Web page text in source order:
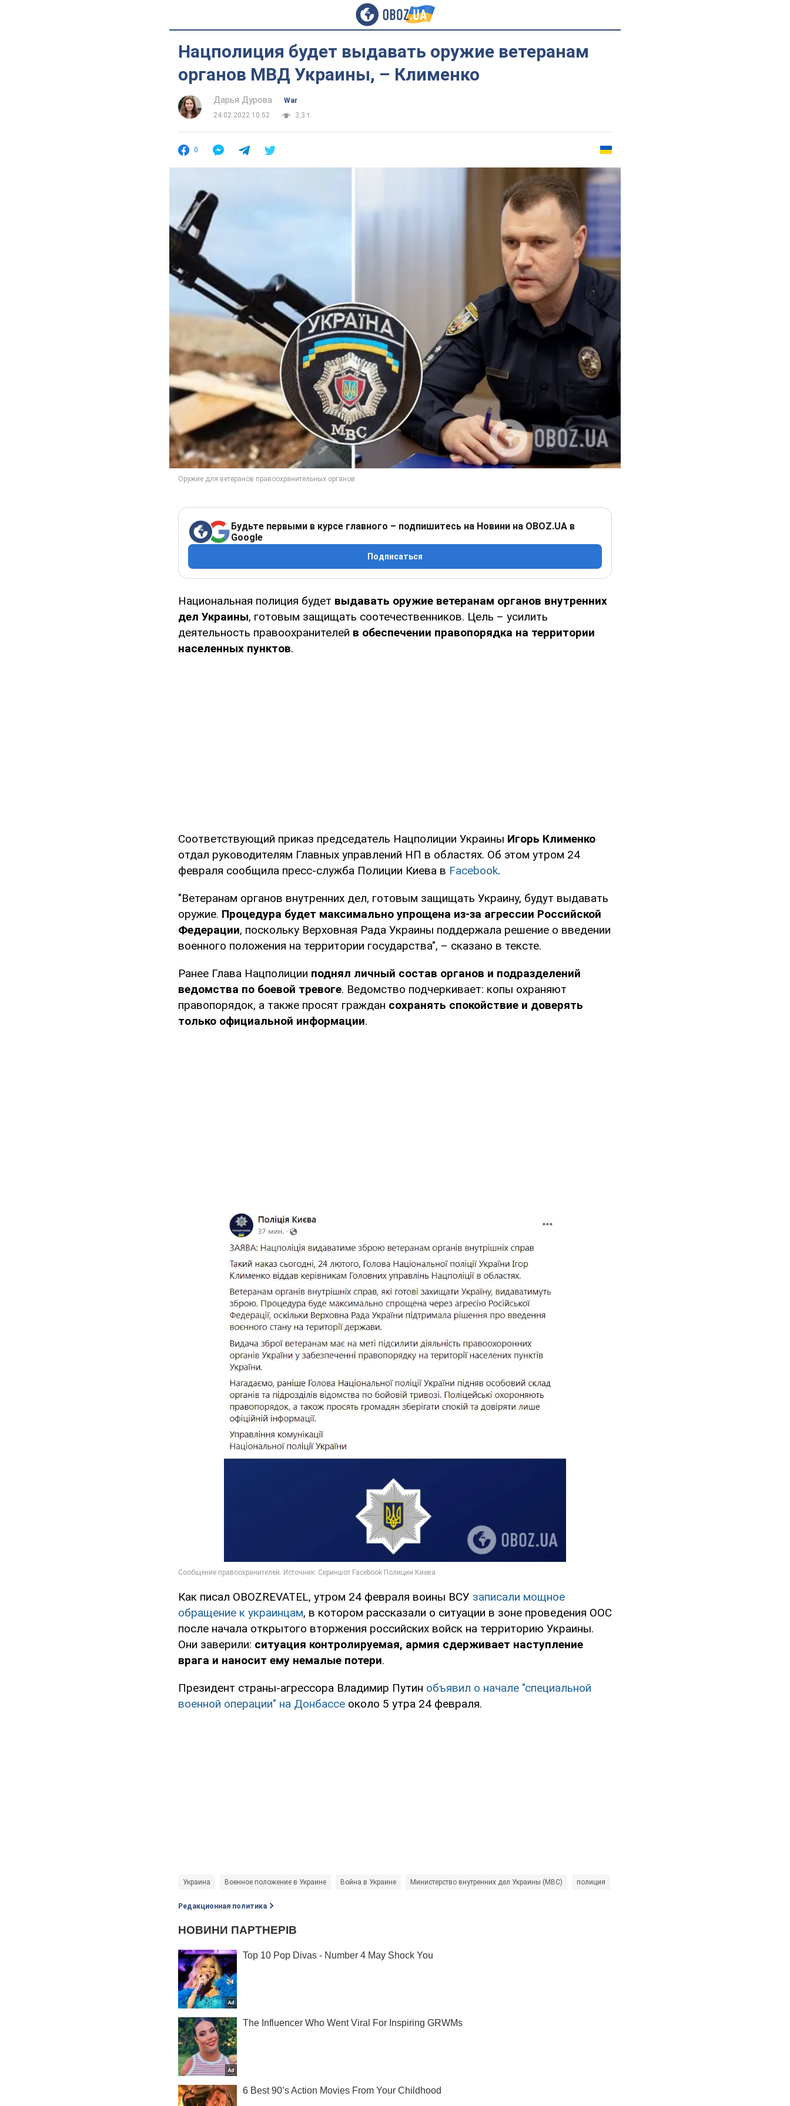
Нацполиция будет выдавать оружие ветеранам
органов МВД Украины, – Клименко
Дарья Дурова
War
24.02.2022 10:52
3,3 т.
0
Будьте первыми в курсе главного – подпишитесь на Новини на OBOZ.UA в
Google
Подписаться
Национальная полиция будет выдавать оружие ветеранам органов внутренних
дел Украины, готовым защищать соотечественников. Цель – усилить
деятельность правоохранителей в обеспечении правопорядка на территории
населенных пунктов.
Соответствующий приказ председатель Нацполиции Украины Игорь Клименко
отдал руководителям Главных управлений НП в областях. Об этом утром 24
февраля сообщила пресс-служба Полиции Киева в Facebook.
"Ветеранам органов внутренних дел, готовым защищать Украину, будут выдавать
оружие. Процедура будет максимально упрощена из-за агрессии Российской
Федерации, поскольку Верховная Рада Украины поддержала решение о введении
военного положения на территории государства", – сказано в тексте.
Ранее Глава Нацполиции поднял личный состав органов и подразделений
ведомства по боевой тревоге. Ведомство подчеркивает: копы охраняют
правопорядок, а также просят граждан сохранять спокойствие и доверять
только официальной информации.
Как писал OBOZREVATEL, утром 24 февраля воины ВСУ записали мощное
обращение к украинцам, в котором рассказали о ситуации в зоне проведения ООС
после начала открытого вторжения российских войск на территорию Украины.
Они заверили: ситуация контролируемая, армия сдерживает наступление
врага и наносит ему немалые потери.
Президент страны-агрессора Владимир Путин объявил о начале "специальной
военной операции" на Донбассе около 5 утра 24 февраля.
Украина Военное положение в Украине Война в Украине Министерство внутренних дел Украины (МВС) полиция
Редакционная политика